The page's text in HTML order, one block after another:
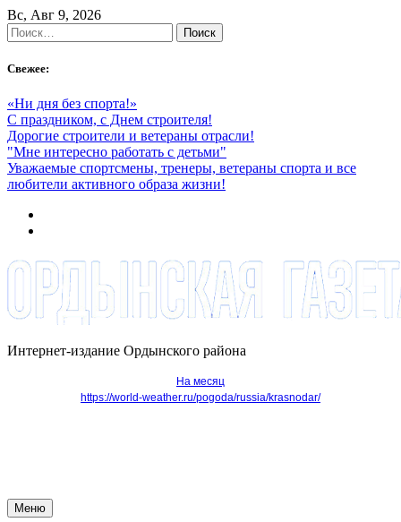
Skip
to
content
Вс, Авг 9, 2026
Найти:
Свежее:
«Ни дня без спорта!»
С праздником, с Днем строителя!
Дорогие строители и ветераны отрасли!
"Мне интересно работать с детьми"
Уважаемые спортсмены, тренеры, ветераны спорта и все
любители активного образа жизни!
Интернет-издание Ордынского района
На месяц
https://world-weather.ru/pogoda/russia/krasnodar/
Меню